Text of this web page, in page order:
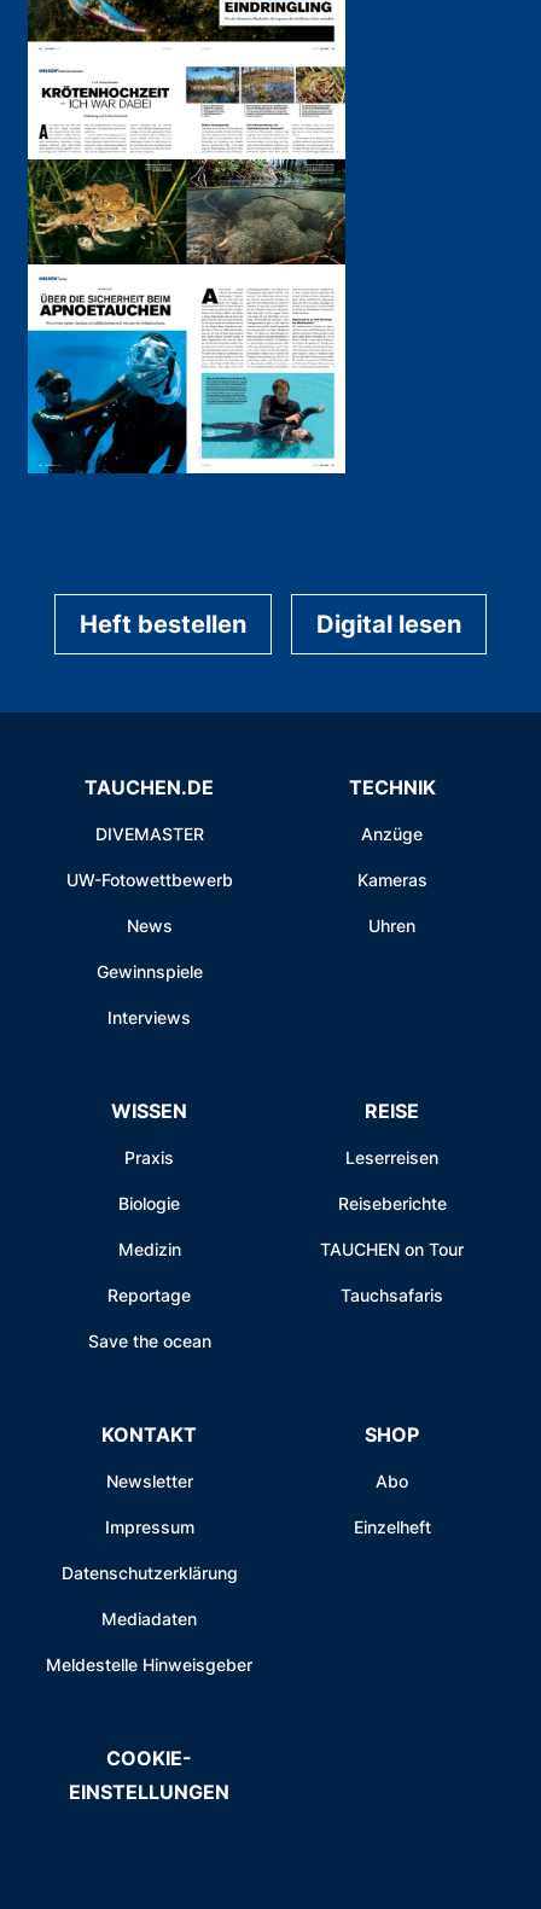
Heft bestellen Digital lesen
TAUCHEN.DE
DIVEMASTER
UW-Fotowettbewerb
News
Gewinnspiele
Interviews
TECHNIK
Anzüge
Kameras
Uhren
WISSEN
Praxis
Biologie
Medizin
Reportage
Save the ocean
REISE
Leserreisen
Reiseberichte
TAUCHEN on Tour
Tauchsafaris
KONTAKT
Newsletter
Impressum
Datenschutzerklärung
Mediadaten
Meldestelle Hinweisgeber
SHOP
Abo
Einzelheft
COOKIE-
EINSTELLUNGEN